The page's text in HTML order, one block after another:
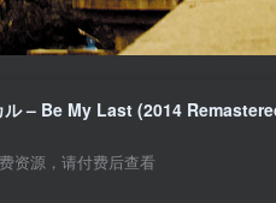
ル – Be My Last (2014
资源，请付费后查看